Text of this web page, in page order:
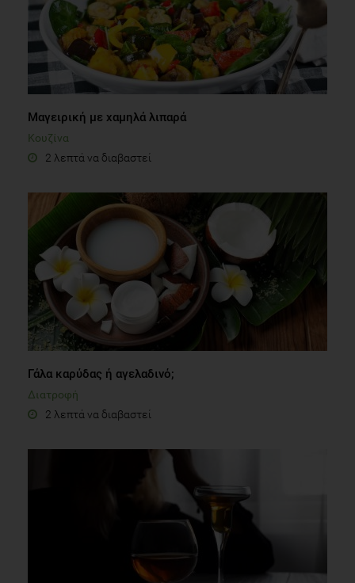
Μαγειρική με χαμηλά λιπαρά
Κουζίνα
2 λεπτά να διαβαστεί
Γάλα καρύδας ή αγελαδινό;
Διατροφή
2 λεπτά να διαβαστεί